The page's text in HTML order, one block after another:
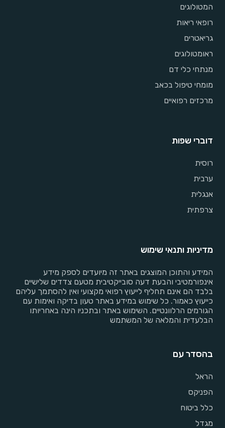
המטולוגים
רופאי ריאות
גריאטרים
ראומטולוגים
מנתחי כלי דם
מומחי טיפול בכאב
מרכזים רפואיים
דוברי שפות
רוסית
ערבית
אנגלית
צרפתית
מדיניות ותנאי שימוש
המידע והתוכן המוצגים באתר זה מיועדים לספק מידע
אינפורמטיבי והבעת דעה סובייקטיבית מטעם צדדים שלישיים
בלבד הם אינם תחליף לייעוץ רפואי מקצועי ואין להסתמך עליהם
כייעוץ כאמור. כל שימוש במידע באתר טעון בדיקה ואימות עם
הגורמים הרלוונטיים. השימוש באתר ובתכניו הינה באחריותו
הבלעדית והמלאה של המשתמש
בהסדר עם
הראל
הפניקס
כלל ביטוח
מגדל